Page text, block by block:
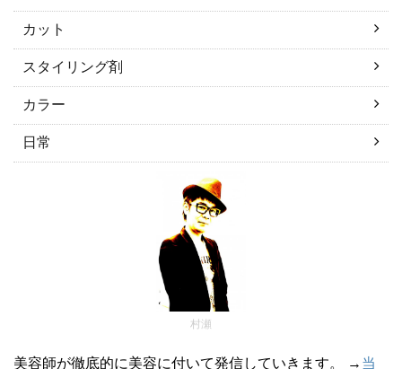
カット
スタイリング剤
カラー
日常
村瀬
美容師が徹底的に美容に付いて発信していきます。 → 当